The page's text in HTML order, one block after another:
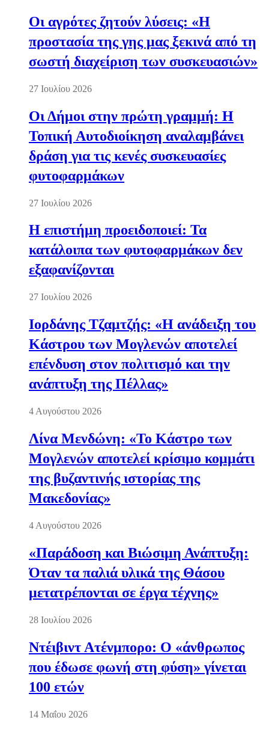
Οι αγρότες ζητούν λύσεις: «Η
προστασία της γης μας ξεκινά από τη
σωστή διαχείριση των συσκευασιών»
27 Ιουλίου 2026
Οι Δήμοι στην πρώτη γραμμή: Η
Τοπική Αυτοδιοίκηση αναλαμβάνει
δράση για τις κενές συσκευασίες
φυτοφαρμάκων
27 Ιουλίου 2026
Η επιστήμη προειδοποιεί: Τα
κατάλοιπα των φυτοφαρμάκων δεν
εξαφανίζονται
27 Ιουλίου 2026
Ιορδάνης Τζαμτζής: «Η ανάδειξη του
Κάστρου των Μογλενών αποτελεί
επένδυση στον πολιτισμό και την
ανάπτυξη της Πέλλας»
4 Αυγούστου 2026
Λίνα Μενδώνη: «Το Κάστρο των
Μογλενών αποτελεί κρίσιμο κομμάτι
της βυζαντινής ιστορίας της
Μακεδονίας»
4 Αυγούστου 2026
«Παράδοση και Βιώσιμη Ανάπτυξη:
Όταν τα παλιά υλικά της Θάσου
μετατρέπονται σε έργα τέχνης»
28 Ιουλίου 2026
Ντέιβιντ Ατένμπορο: Ο «άνθρωπος
που έδωσε φωνή στη φύση» γίνεται
100 ετών
14 Μαΐου 2026